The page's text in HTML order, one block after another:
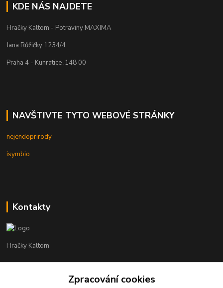
KDE NÁS NAJDETE
Hračky Kaltom - Potraviny MAXIMA
Jana Růžičky 1234/4
Praha 4 - Kunratice ,148 00
NAVŠTIVTE TYTO WEBOVÉ STRÁNKY
nejendoprirody
isymbio
Kontakty
Hračky Kaltom
+420 777 538 008
Zpracování cookies